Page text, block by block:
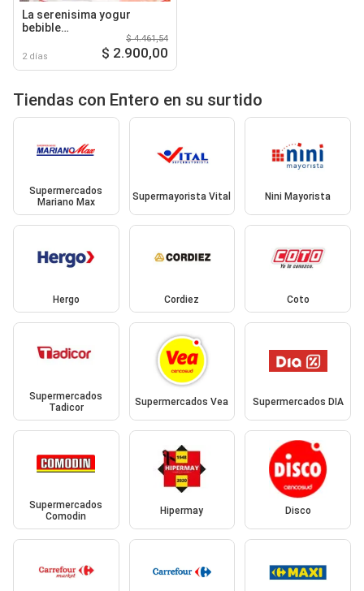
La serenisima yogur
bebible
entero/descremado
frutilla/vainilla/durazno
2 días
$ 4.461,54
$ 2.900,00
Tiendas con Entero en su surtido
Supermercados
Mariano Max
Supermayorista Vital Nini Mayorista
Hergo Cordiez Coto
Supermercados
Tadicor
Supermercados Vea Supermercados DIA
Supermercados
Comodin
Hipermay Disco